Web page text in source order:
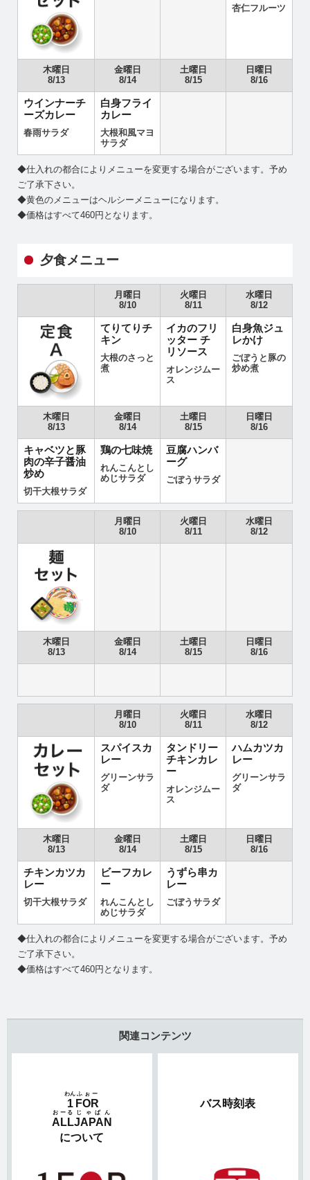
杏仁フルーツ
木曜日
8/13
金曜日
8/14
土曜日
8/15
日曜日
8/16
ウインナーチ
ーズカレー
春雨サラダ
白身フライ
カレー
大根和風マヨ
サラダ
◆仕入れの都合によりメニューを変更する場合がございます。予め
ご了承下さい。
◆黄色のメニューはヘルシーメニューになります。
◆価格はすべて460円となります。
夕食メニュー
月曜日
8/10
火曜日
8/11
水曜日
8/12
てりてりチ
キン
大根のさっと
煮
イカのフリ
ッター チ
リソース
オレンジムー
ス
白身魚ジュ
レかけ
ごぼうと豚の
炒め煮
木曜日
8/13
金曜日
8/14
土曜日
8/15
日曜日
8/16
キャベツと豚
肉の辛子醤油
炒め
切干大根サラダ
鶏の七味焼
れんこんとし
めじサラダ
豆腐ハンバ
ーグ
ごぼうサラダ
月曜日
8/10
火曜日
8/11
水曜日
8/12
木曜日
8/13
金曜日
8/14
土曜日
8/15
日曜日
8/16
月曜日
8/10
火曜日
8/11
水曜日
8/12
スパイスカ
レー
グリーンサラ
ダ
タンドリー
チキンカレ
ー
オレンジムー
ス
ハムカツカ
レー
グリーンサラ
ダ
木曜日
8/13
金曜日
8/14
土曜日
8/15
日曜日
8/16
チキンカツカ
レー
切干大根サラダ
ビーフカレ
ー
れんこんとし
めじサラダ
うずら串カ
レー
ごぼうサラダ
◆仕入れの都合によりメニューを変更する場合がございます。予め
ご了承下さい。
◆価格はすべて460円となります。
関連コンテンツ
1
わん
FOR
ふぉー
ALL
おーる
JAPAN
じゃぱん
について
バス時刻表